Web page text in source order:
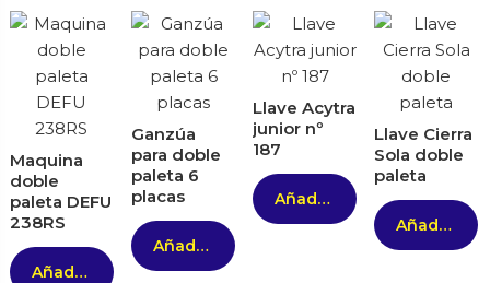
Maquina
doble
paleta DEFU
238RS
Añadir al carrito
Ganzúa
para doble
paleta 6
placas
Añadir al carrito
Llave Acytra
junior nº
187
Añadir al carrito
Llave Cierra
Sola doble
paleta
Añadir al carrito